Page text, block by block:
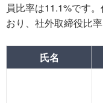
員比率は11.1%です
おり、社外取締役比率
氏名